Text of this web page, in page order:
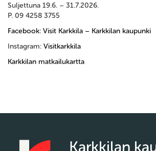
Suljettuna 19.6. – 31.7.2026.
P. 09 4258 3755
Facebook: Visit Karkkila – Karkkilan kaupunki
Instagram: Visitkarkkila
Karkkilan matkailukartta
Karkkilan